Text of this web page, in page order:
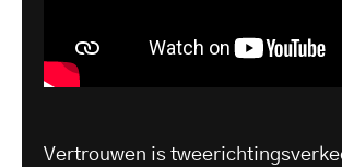
Vertrouwen is